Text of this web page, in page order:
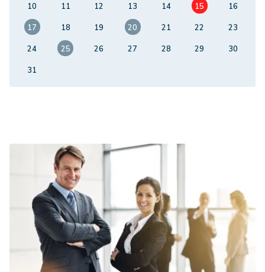
10
11 12 13 14 15
16
17
18 19 20 21 22
23
24
25 26 27 28 29
30
31